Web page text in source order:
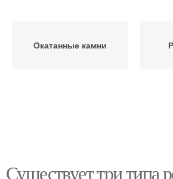
Окатанные камни
Существует три типа